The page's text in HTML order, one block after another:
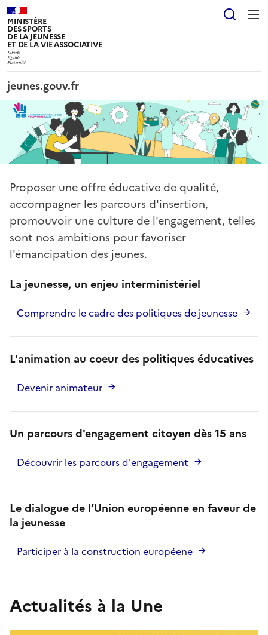
MINISTÈRE
DES SPORTS
DE LA JEUNESSE
ET DE LA VIE ASSOCIATIVE
jeunes.gouv.fr
Proposer une offre éducative de qualité,
accompagner les parcours d'insertion,
promouvoir une culture de l'engagement, telles
sont nos ambitions pour favoriser
l'émancipation des jeunes.
La jeunesse, un enjeu interministériel
Comprendre le cadre des politiques de jeunesse
L'animation au coeur des politiques éducatives
Devenir animateur
Un parcours d'engagement citoyen dès 15 ans
Découvrir les parcours d'engagement
Le dialogue de l’Union européenne en faveur de
la jeunesse
Participer à la construction européene
Actualités à la Une
Panneau de gestion des cookies tarteaucitron